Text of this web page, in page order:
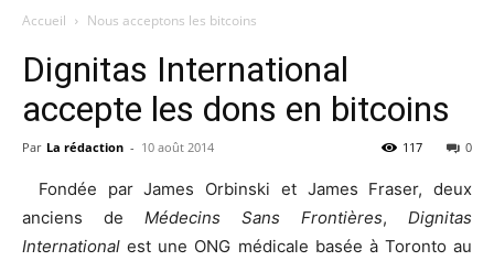
Accueil Nous acceptons les bitcoins
Dignitas International
accepte les dons en bitcoins
Par La rédaction - 10 août 2014 0
117
Fondée par James Orbinski et James Fraser, deux
anciens de Médecins Sans Frontières, Dignitas
International est une ONG médicale basée à Toronto au